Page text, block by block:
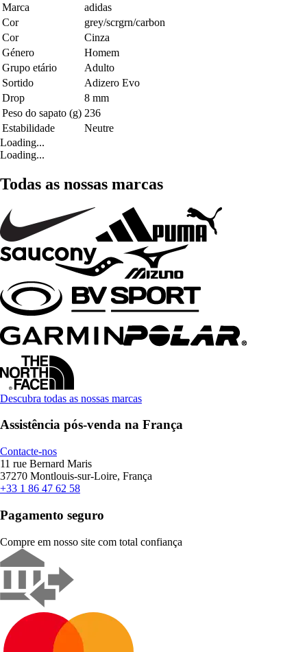
Marca
adidas
Cor
grey/scrgrn/carbon
Cor
Cinza
Género
Homem
Grupo etário
Adulto
Sortido
Adizero Evo
Drop
8 mm
Peso do sapato (g) 236
Estabilidade
Neutre
Loading...
Loading...
Todas as nossas marcas
Descubra todas as nossas marcas
Assistência pós-venda na França
Contacte-nos
11 rue Bernard Maris
37270 Montlouis-sur-Loire, França
+33 1 86 47 62 58
Pagamento seguro
Compre em nosso site com total confiança